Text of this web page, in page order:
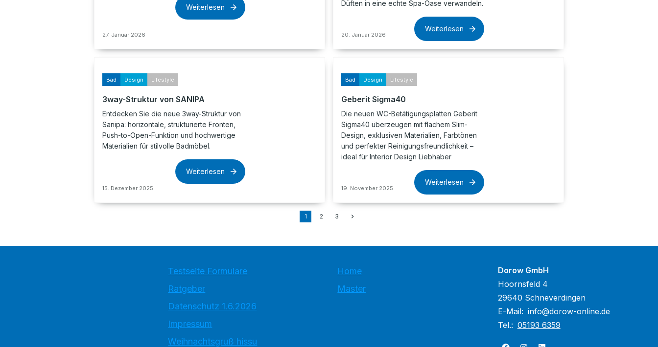
27. Januar 2026
Weiterlesen
Düften in eine echte Spa-Oase verwandeln.
20. Januar 2026
Weiterlesen
Bad Design Lifestyle
3way-Struktur von SANIPA
Entdecken Sie die neue 3way-Struktur von
Sanipa: horizontale, strukturierte Fronten,
Push-to-Open-Funktion und hochwertige
Materialien für stilvolle Badmöbel.
15. Dezember 2025
Weiterlesen
Bad Design Lifestyle
Geberit Sigma40
Die neuen WC-Betätigungsplatten Geberit
Sigma40 überzeugen mit flachem Slim-
Design, exklusiven Materialien, Farbtönen
und perfekter Reinigungsfreundlichkeit –
ideal für Interior Design Liebhaber
19. November 2025
Weiterlesen
1 2 3
Testseite Formulare
Ratgeber
Datenschutz 1.6.2026
Impressum
Weihnachtsgruß hissu
Home
Master
Dorow GmbH
Hoornsfeld 4
29640 Schneverdingen
E-Mail: info@dorow-online.de
Tel.: 05193 6359